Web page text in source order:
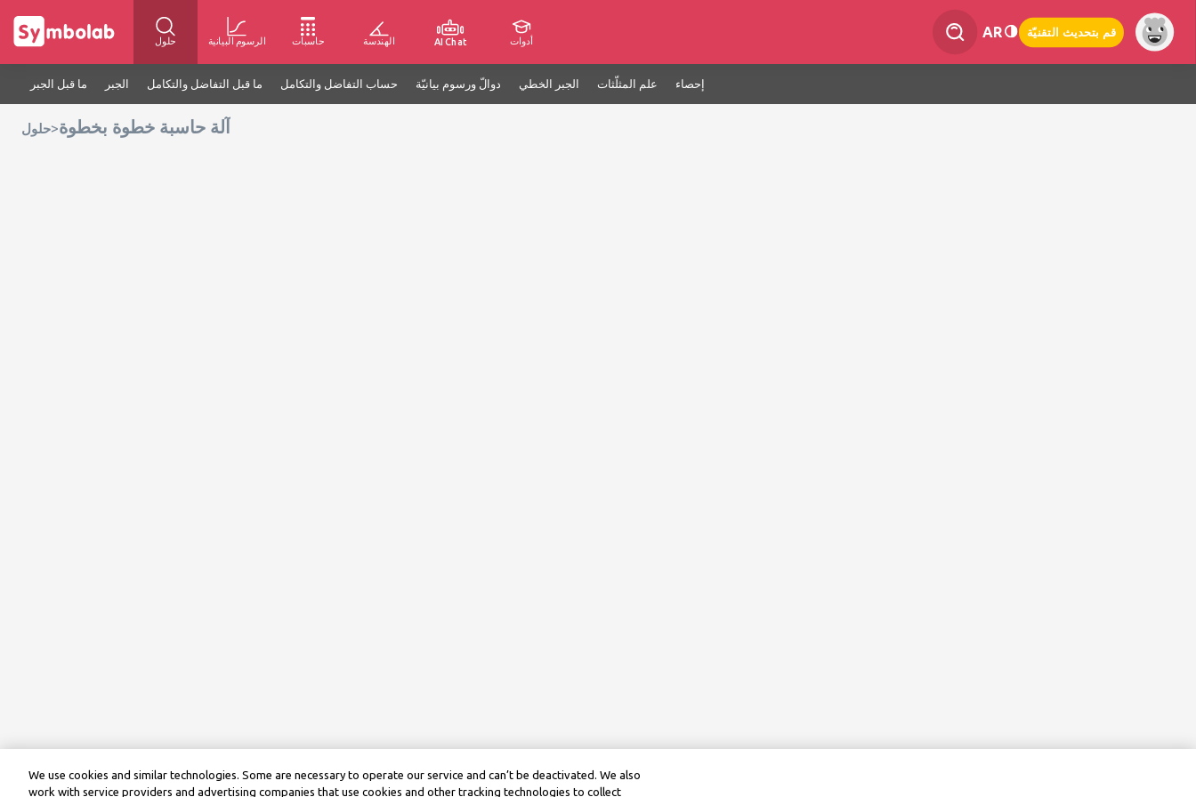
حلول الرسوم البيانية حاسبات الهندسة AI Chat أدوات
AR قم بتحديث التقنيّة
ما قبل الجبر الجبر ما قبل التفاضل والتكامل حساب التفاضل والتكامل دوالّ ورسوم بيانيّة الجبر الخطي علم المثلّثات إحصاء
حلول>آلة حاسبة خطوة بخطوة
We use cookies and similar technologies. Some are necessary to operate our service and can’t be deactivated. We also
work with service providers and advertising companies that use cookies and other tracking technologies to collect